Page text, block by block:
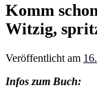
Komm
Witzig,
Veröffentlicht am
Infos zum Buch: